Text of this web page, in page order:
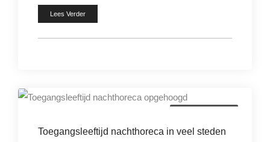
Lees Verder
Toegangsleeftijd nachthoreca in veel steden